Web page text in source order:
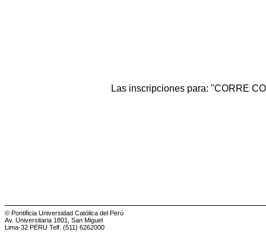
Las inscripciones para: "CORRE
© Pontificia Universidad Católica del Perú
Av. Universitaria 1801, San Miguel
Lima-32 PERU Telf. (511) 6262000